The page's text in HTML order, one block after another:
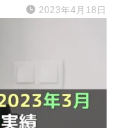
2023年4月18日